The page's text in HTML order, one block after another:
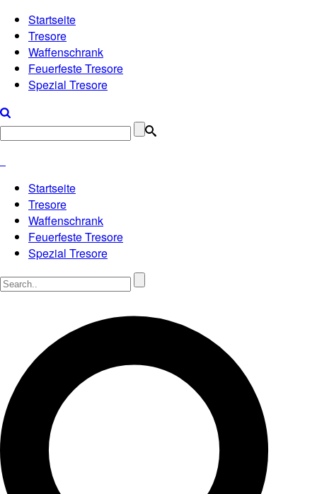
Startseite
Tresore
Waffenschrank
Feuerfeste Tresore
Spezial Tresore
Startseite
Tresore
Waffenschrank
Feuerfeste Tresore
Spezial Tresore